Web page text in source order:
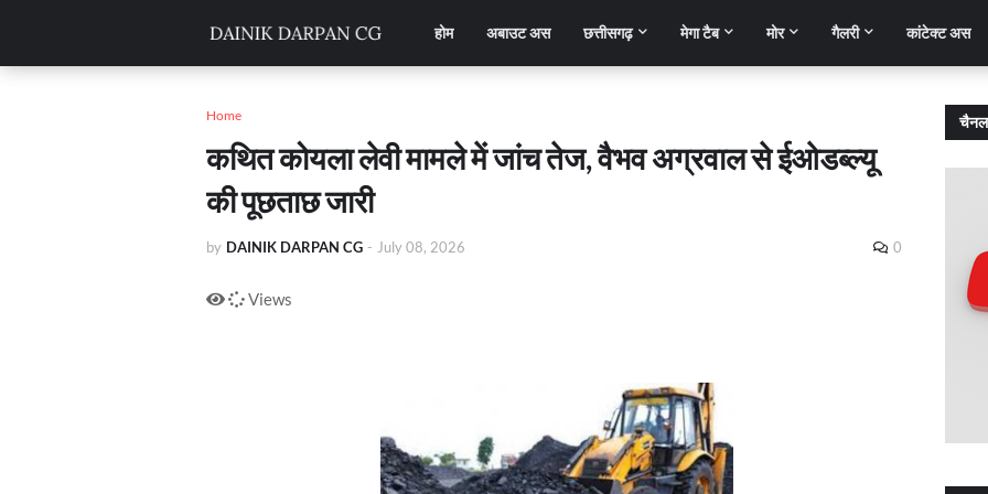
होम अबाउट अस छत्तीसगढ़ मेगा टैब मोर गैलरी कांटेक्ट अस
Home
कथित कोयला लेवी मामले में जांच तेज, वैभव अग्रवाल से ईओडब्ल्यू
की पूछताछ जारी
by DAINIK DARPAN CG - July 08, 2026 0
Views
चैनल